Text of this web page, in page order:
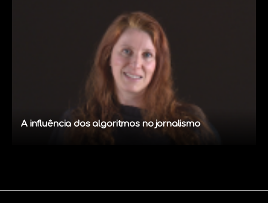
A influência dos algoritmos no jornalismo